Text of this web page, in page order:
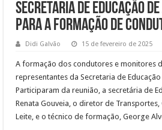
Secretaria de Educação
para a formação de
Didi Galvão 15 de fevereiro de 2025
A formação dos condutores e monitores
representantes da Secretaria de
Participaram da reunião, a secretária de
Renata Gouveia, o diretor de
Leite, e o técnico de formação, George